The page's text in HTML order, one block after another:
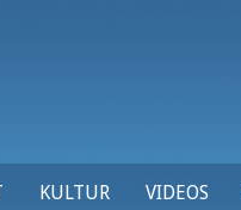
KULTUR VIDEOS